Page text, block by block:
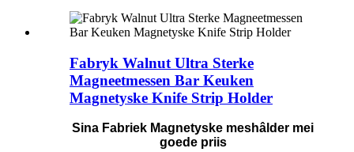
Fabryk Walnut Ultra Sterke
Magneetmessen Bar Keuken
Magnetyske Knife Strip Holder
Sina Fabriek Magnetyske meshâlder mei
goede priis